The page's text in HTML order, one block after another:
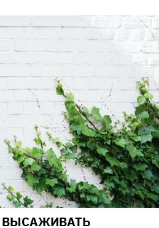
ВЫСАЖИВАТЬ